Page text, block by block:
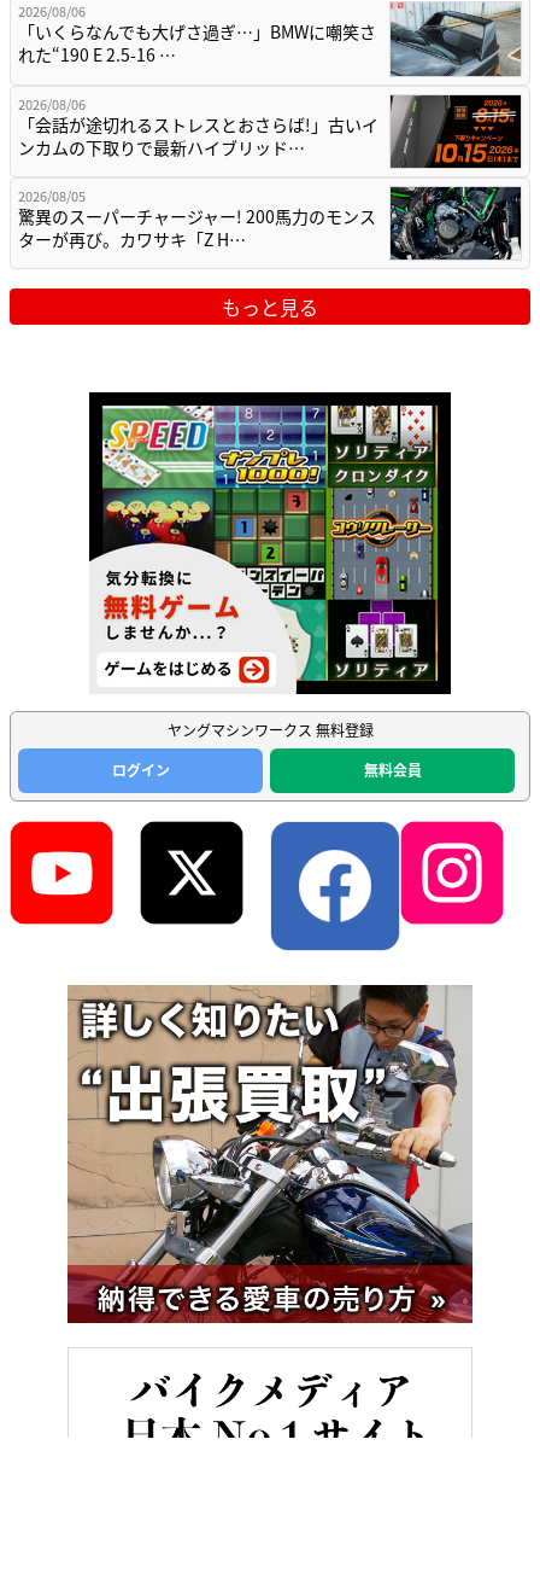
2026/08/06
「いくらなんでも大げさ過ぎ…」BMWに嘲笑さ
れた“190 E 2.5-16 …
2026/08/06
「会話が途切れるストレスとおさらば!」古いイ
ンカムの下取りで最新ハイブリッド…
2026/08/05
驚異のスーパーチャージャー! 200馬力のモンス
ターが再び。カワサキ「Z H…
もっと見る
ヤングマシンワークス 無料登録
ログイン
無料会員